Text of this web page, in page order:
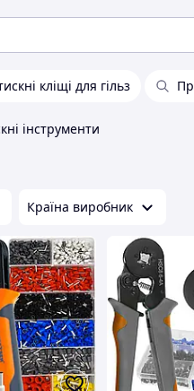
кліщі для гільз
інструменти
Країна виробник